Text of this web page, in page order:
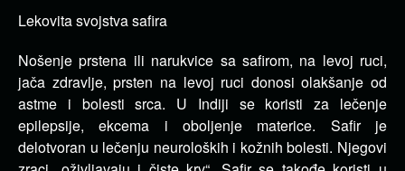
Lekovita svojstva safira
Nošenje prstena ili narukvice sa safirom, na levoj ruci,
jača zdravlje, prsten na levoj ruci donosi olakšanje od
astme i bolesti srca. U Indiji se koristi za lečenje
epilepsije, ekcema i oboljenje materice. Safir je
delotvoran u lečenju neuroloških i kožnih bolesti. Njegovi